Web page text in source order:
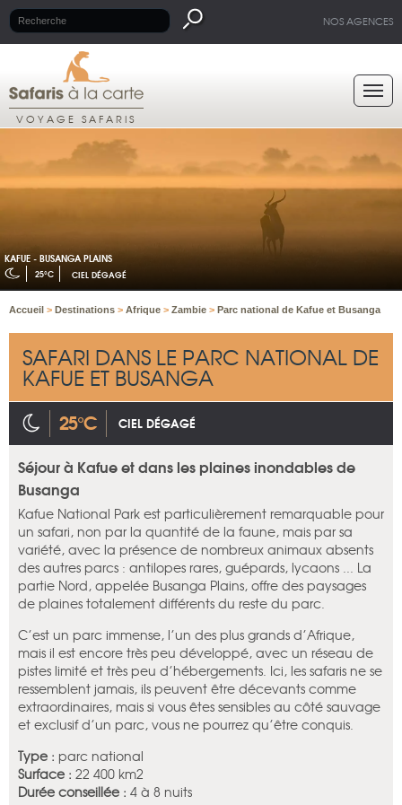
NOS AGENCES
VOYAGE SAFARIS
KAFUE - BUSANGA PLAINS
25°C CIEL DÉGAGÉ
Accueil > Destinations > Afrique > Zambie > Parc national de Kafue et Busanga
SAFARI DANS LE PARC NATIONAL DE
KAFUE ET BUSANGA
25°C CIEL DÉGAGÉ
Séjour à Kafue et dans les plaines inondables de
Busanga
Kafue National Park est particulièrement remarquable pour
un safari, non par la quantité de la faune, mais par sa
variété, avec la présence de nombreux animaux absents
des autres parcs : antilopes rares, guépards, lycaons ... La
partie Nord, appelée Busanga Plains, offre des paysages
de plaines totalement différents du reste du parc.
C’est un parc immense, l’un des plus grands d’Afrique,
mais il est encore très peu développé, avec un réseau de
pistes limité et très peu d’hébergements. Ici, les safaris ne se
ressemblent jamais, ils peuvent être décevants comme
extraordinaires, mais si vous êtes sensibles au côté sauvage
et exclusif d’un parc, vous ne pourrez qu’être conquis.
Type : parc national
Surface : 22 400 km2
Durée conseillée : 4 à 8 nuits